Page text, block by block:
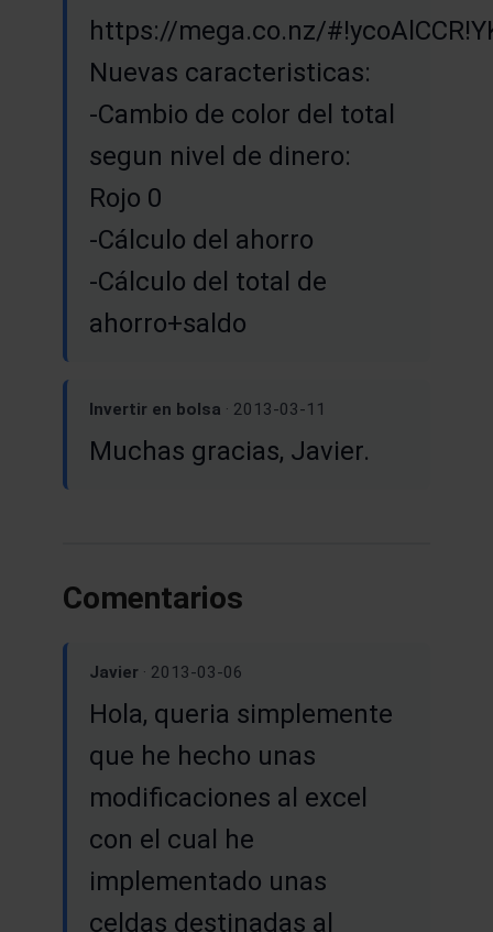
https://mega.co.nz/
Nuevas caracteristicas:
-Cambio de color del total
segun nivel de dinero:
Rojo 0
-Cálculo del ahorro
-Cálculo del total de
ahorro+saldo
Invertir en bolsa · 2013-03-11
Muchas gracias, Javier.
Comentarios
Javier· 2013-03-06
Hola, queria simplemente
que he hecho unas
modificaciones al excel
con el cual he
implementado unas
celdas destinadas al